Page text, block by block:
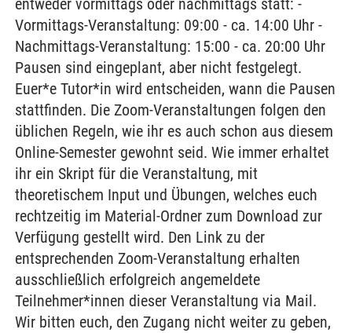
entweder vormittags oder nachmittags statt: -
Vormittags-Veranstaltung: 09:00 - ca. 14:00 Uhr -
Nachmittags-Veranstaltung: 15:00 - ca. 20:00 Uhr
Pausen sind eingeplant, aber nicht festgelegt.
Euer*e Tutor*in wird entscheiden, wann die Pausen
stattfinden. Die Zoom-Veranstaltungen folgen den
üblichen Regeln, wie ihr es auch schon aus diesem
Online-Semester gewohnt seid. Wie immer erhaltet
ihr ein Skript für die Veranstaltung, mit
theoretischem Input und Übungen, welches euch
rechtzeitig im Material-Ordner zum Download zur
Verfügung gestellt wird. Den Link zu der
entsprechenden Zoom-Veranstaltung erhalten
ausschließlich erfolgreich angemeldete
Teilnehmer*innen dieser Veranstaltung via Mail.
Wir bitten euch, den Zugang nicht weiter zu geben,